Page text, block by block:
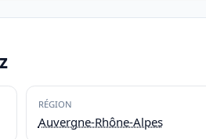
RÉGION
Auvergne-Rhône-Alpes